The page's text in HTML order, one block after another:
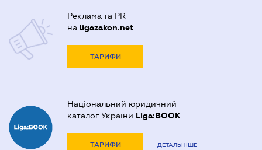
Реклама та PR
на ligazakon.net
ТАРИФИ
Національний юридичний
каталог України Liga:BOOK
ТАРИФИ ДЕТАЛЬНІШЕ